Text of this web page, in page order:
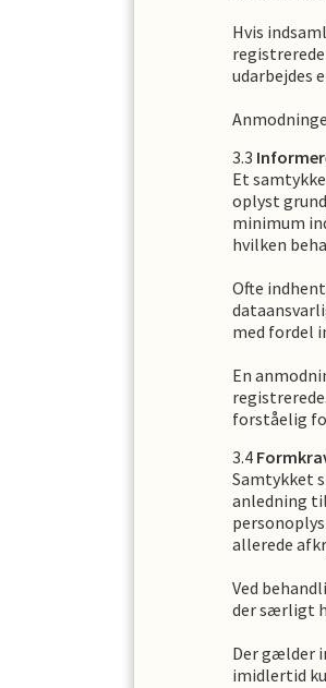
Hvis
udarbejdes
Et
oplyst
minimum
hvilken
Ofte
med fordel
En
forståelig
Samtykket
anledning
allerede
Ved
der særligt
Der gælder
imidlertid